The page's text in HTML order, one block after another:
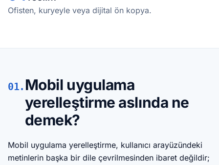
Ofisten, kuryeyle veya dijital ön kopya.
01. Mobil uygulama
yerelleştirme aslında ne
demek?
Mobil uygulama yerelleştirme, kullanıcı arayüzündeki
metinlerin başka bir dile çevrilmesinden ibaret değildir;